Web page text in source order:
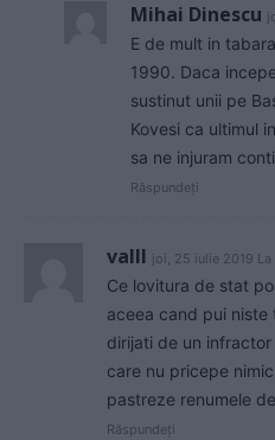
Mihai Dinescu
E de mult in
1990. Daca
sustinut unii pe
Kovesi ca ultimul
sa ne injuram
Răspundeți
valll joi, 25 iulie 2019 La
Ce lovitura de stat
aceea cand pui niste
dirijati de un
care nu pricepe
pastreze renumele
Răspundeți